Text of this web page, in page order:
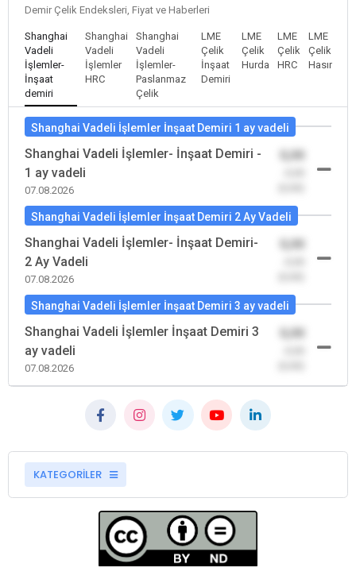
Demir Çelik Endeksleri, Fiyat ve Haberleri
Shanghai
Vadeli
İşlemler-
İnşaat
demiri
Shanghai
Vadeli
İşlemler
HRC
Shanghai
Vadeli
İşlemler-
Paslanmaz
Çelik
LME
Çelik
İnşaat
Demiri
LME
Çelik
Hurda
LME
Çelik
HRC
LME
Çelik
Hasır
Shanghai Vadeli İşlemler İnşaat Demiri 1 ay vadeli
Shanghai Vadeli İşlemler- İnşaat Demiri -
1 ay vadeli
07.08.2026
Shanghai Vadeli İşlemler İnşaat Demiri 2 Ay Vadeli
Shanghai Vadeli İşlemler- İnşaat Demiri-
2 Ay Vadeli
07.08.2026
Shanghai Vadeli İşlemler İnşaat Demiri 3 ay vadeli
Shanghai Vadeli İşlemler İnşaat Demiri 3
ay vadeli
07.08.2026
KATEGORİLER